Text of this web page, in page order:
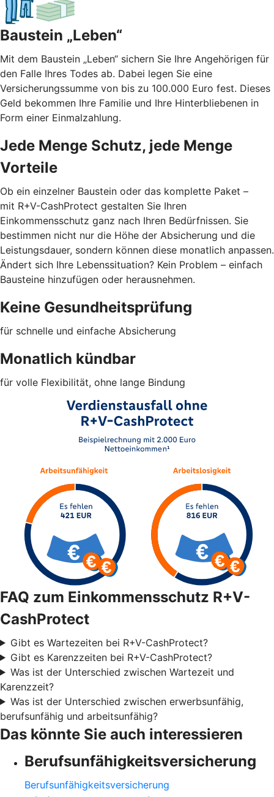
Baustein „Leben“
Mit dem Baustein „Leben“ sichern Sie Ihre Angehörigen für
den Falle Ihres Todes ab. Dabei legen Sie eine
Versicherungssumme von bis zu 100.000 Euro fest. Dieses
Geld bekommen Ihre Familie und Ihre Hinterbliebenen in
Form einer Einmalzahlung.
Jede Menge Schutz, jede Menge
Vorteile
Ob ein einzelner Baustein oder das komplette Paket –
mit R+V-CashProtect gestalten Sie Ihren
Einkommensschutz ganz nach Ihren Bedürfnissen. Sie
bestimmen nicht nur die Höhe der Absicherung und die
Leistungsdauer, sondern können diese monatlich anpassen.
Ändert sich Ihre Lebenssituation? Kein Problem – einfach
Bausteine hinzufügen oder herausnehmen.
Keine Gesundheitsprüfung
für schnelle und einfache Absicherung
Monatlich kündbar
für volle Flexibilität, ohne lange Bindung
FAQ zum Einkommensschutz R+V-
CashProtect
Gibt es Wartezeiten bei R+V-CashProtect?
Gibt es Karenzzeiten bei R+V-CashProtect?
Was ist der Unterschied zwischen Wartezeit und
Karenzzeit?
Was ist der Unterschied zwischen erwerbsunfähig,
berufsunfähig und arbeitsunfähig?
Das könnte Sie auch interessieren
Berufsunfähigkeitsversicherung
Berufsunfähigkeitsversicherung